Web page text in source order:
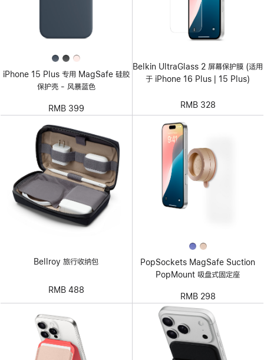
iPhone 15 Plus 专用 MagSafe 硅胶
保护壳 - 风暴蓝色
RMB 399
Belkin UltraGlass 2 屏幕保护膜 (适用
于 iPhone 16 Plus | 15 Plus)
RMB 328
Bellroy 旅行收纳包
RMB 488
PopSockets MagSafe Suction
PopMount 吸盘式固定座
RMB 298